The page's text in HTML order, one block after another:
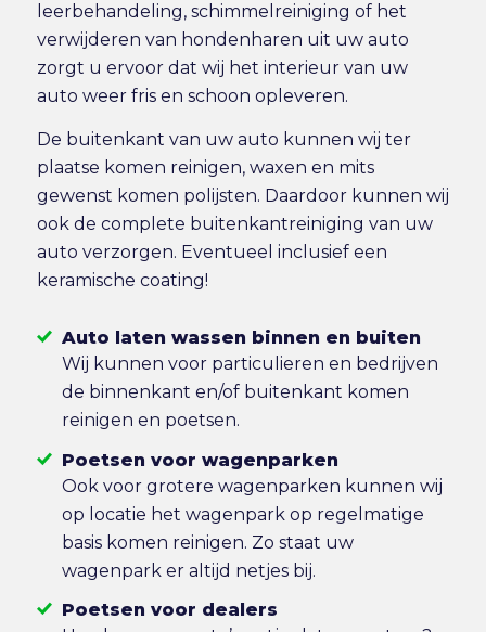
leerbehandeling, schimmelreiniging of het
verwijderen van hondenharen uit uw auto
zorgt u ervoor dat wij het interieur van uw
auto weer fris en schoon opleveren.
De buitenkant van uw auto kunnen wij ter
plaatse komen reinigen, waxen en mits
gewenst komen polijsten. Daardoor kunnen wij
ook de complete buitenkantreiniging van uw
auto verzorgen. Eventueel inclusief een
keramische coating!
Auto laten wassen binnen en buiten
Wij kunnen voor particulieren en bedrijven
de binnenkant en/of buitenkant komen
reinigen en poetsen.
Poetsen voor wagenparken
Ook voor grotere wagenparken kunnen wij
op locatie het wagenpark op regelmatige
basis komen reinigen. Zo staat uw
wagenpark er altijd netjes bij.
Poetsen voor dealers